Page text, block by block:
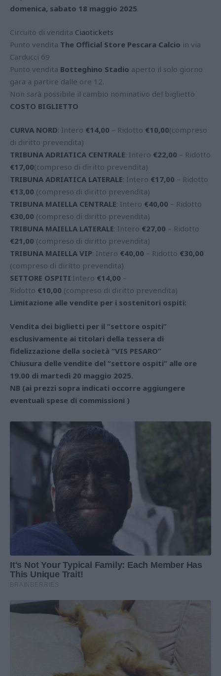
domenica, sabato 18 maggio 2025.
Circuito di vendita Ciaotickets
Punto vendita The Official Store Pescara Calcio in via
Carducci 69
Punto vendita Botteghino Stadio aperto il solo giorno
gara a partire dalle ore 12.
Non sarà possibile il cambio nominativo del biglietto
COSTO BIGLIETTO
CURVA NORD: Intero €14,00 – Ridotto €10,00(compreso
di diritto prevendita)
TRIBUNA ADRIATICA CENTRALE: Intero €22,00 – Ridotto
€17,00(compreso di diritto prevendita)
TRIBUNA ADRIATICA LATERALE: Intero €17,00 – Ridotto
€13,00 (compreso di diritto prevendita)
TRIBUNA MAIELLA CENTRALE: Intero €40,00 – Ridotto
€30,00 (compreso di diritto prevendita)
TRIBUNA MAIELLA LATERALE: Intero €27,00 – Ridotto
€21,00 (compreso di diritto prevendita)
TRIBUNA MAIELLA VIP: Intero €40,00 – Ridotto €30,00
(compreso di diritto prevendita)
SETTORE OSPITI:Intero €14,00 –
Ridotto €10,00 (compreso di diritto prevendita)
Limitazione alle vendite per i sostenitori ospiti:
Vendita dei biglietti per il “settore ospiti”
esclusivamente ai titolari della tessera di
fidelizzazione della società “VIS PESARO”
Chiusura delle vendite del “settore ospiti” alle ore
19.00 di martedì 20 maggio 2025.
NB (ai prezzi sopra indicati occorre aggiungere
eventuali spese di commissioni )